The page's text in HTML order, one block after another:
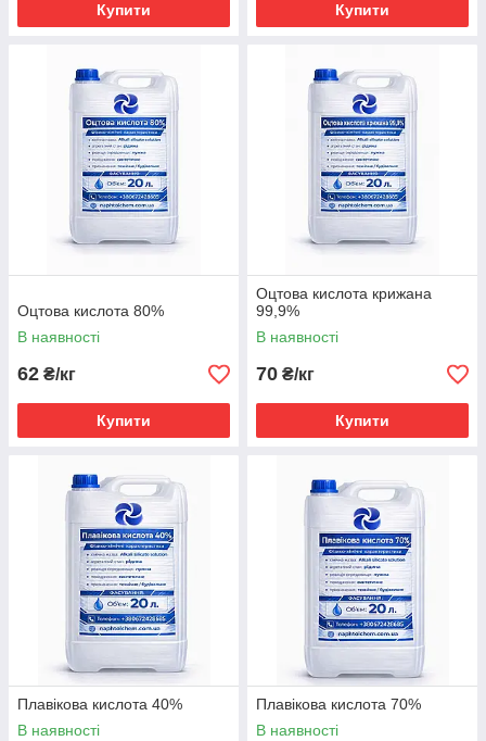
Купити Купити
Оцтова кислота 80%
В наявності
62 ₴/кг
Купити
Оцтова кислота крижана
99,9%
В наявності
70 ₴/кг
Купити
Плавікова кислота 40%
В наявності
Плавікова кислота 70%
В наявності